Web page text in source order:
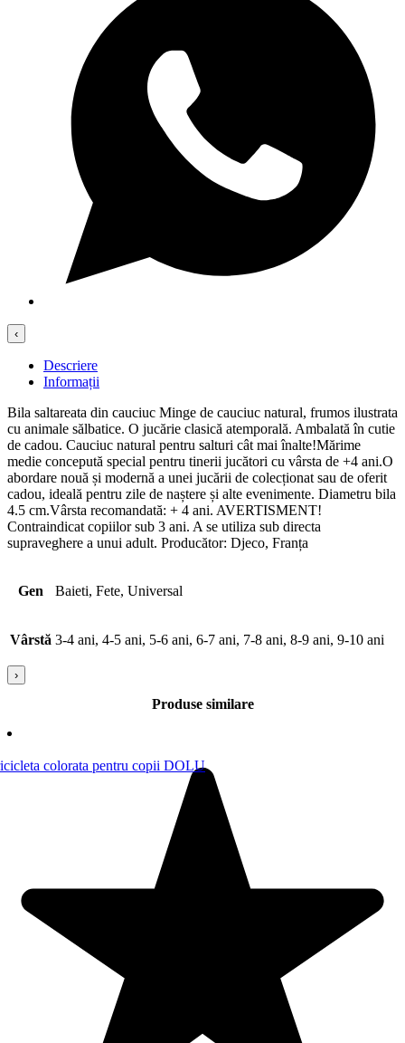
‹
Descriere
Informații
Bila saltareata din cauciuc Minge de cauciuc natural, frumos ilustrata
cu animale sălbatice. O jucărie clasică atemporală. Ambalată în cutie
de cadou. Cauciuc natural pentru salturi cât mai înalte!Mărime
medie concepută special pentru tinerii jucători cu vârsta de +4 ani.O
abordare nouă și modernă a unei jucării de colecționat sau de oferit
cadou, ideală pentru zile de naștere și alte evenimente. Diametru bila
4.5 cm.Vârsta recomandată: + 4 ani. AVERTISMENT!
Contraindicat copiilor sub 3 ani. A se utiliza sub directa
supraveghere a unui adult. Producător: Djeco, Franța
Gen Baieti, Fete, Universal
Vârstă 3-4 ani, 4-5 ani, 5-6 ani, 6-7 ani, 7-8 ani, 8-9 ani, 9-10 ani
›
Produse similare